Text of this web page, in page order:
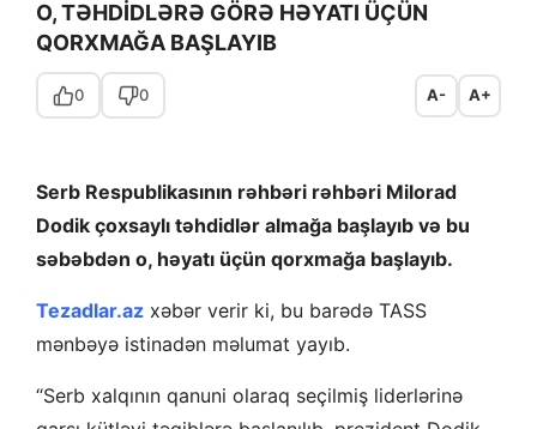
O, TƏHDİDLƏRƏ GÖRƏ HƏYATI ÜÇÜN
QORXMAĞA BAŞLAYIB
0 0 A- A+
Serb Respublikasının rəhbəri rəhbəri Milorad
Dodik çoxsaylı təhdidlər almağa başlayıb və bu
səbəbdən o, həyatı üçün qorxmağa başlayıb.
Tezadlar.az xəbər verir ki, bu barədə TASS
mənbəyə istinadən məlumat yayıb.
“Serb xalqının qanuni olaraq seçilmiş liderlərinə